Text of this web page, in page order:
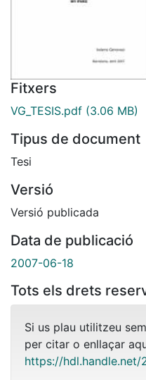
Fitxers
VG_TESIS.pdf (3.06 MB)
Tipus de document
Tesi
Versió
Versió publicada
Data de publicació
2007-06-18
Tots els drets
Si us plau utilitzeu
per citar o enllaçar
https://